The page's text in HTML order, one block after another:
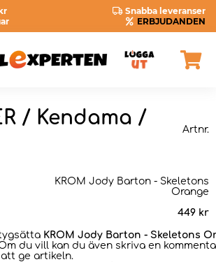
Snabba leveranser
ERBJUDANDEN
/ Kendama /
Artnr.
KROM Jody Barton - Skeletons
Orange
449 kr
KROM Jody Barton - Skeletons
du vill kan du även skriva en
ge artikeln.